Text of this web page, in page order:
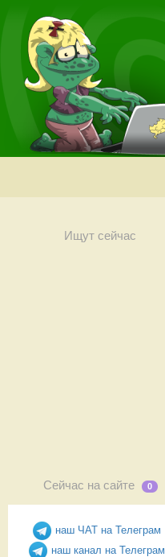
Ищут сейчас
Сейчас на сайте 0
наш ЧАТ на Телеграм
наш канал на Телеграм